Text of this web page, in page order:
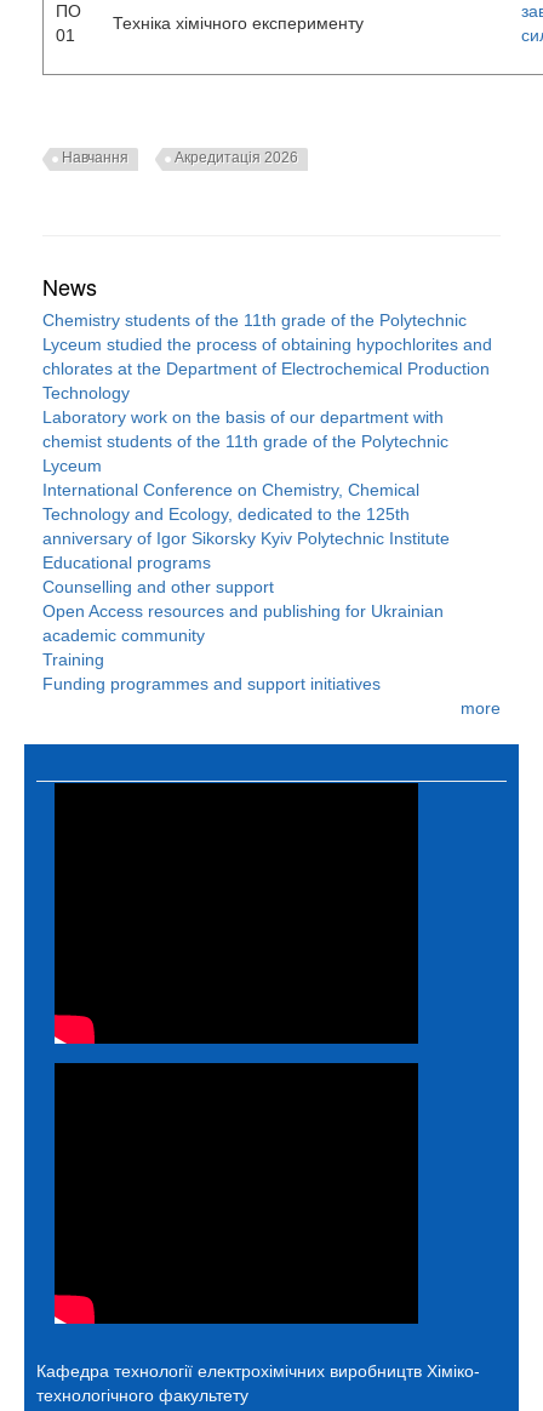
ПО
01
Техніка хімічного експерименту
Навчання Акредитація 2026
News
Chemistry students of the 11th grade of the Polytechnic
Lyceum studied the process of obtaining hypochlorites and
chlorates at the Department of Electrochemical Production
Technology
Laboratory work on the basis of our department with
chemist students of the 11th grade of the Polytechnic
Lyceum
International Conference on Chemistry, Chemical
Technology and Ecology, dedicated to the 125th
anniversary of Igor Sikorsky Kyiv Polytechnic Institute
Educational programs
Counselling and other support
Open Access resources and publishing for Ukrainian
academic community
Training
Funding programmes and support initiatives
more
Кафедра технології електрохімічних виробництв Хіміко-
технологічного факультету